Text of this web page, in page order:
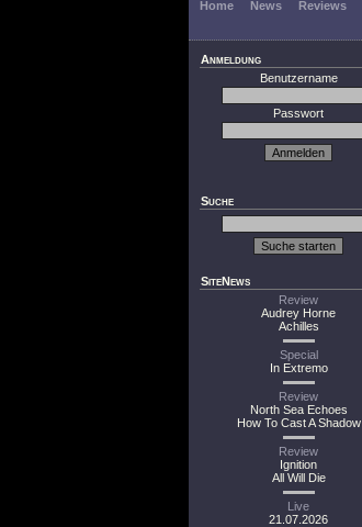
Home News Reviews
Anmeldung
Benutzername
Passwort
Suche
SiteNews
Review
Audrey Horne
Achilles
Special
In Extremo
Review
North Sea Echoes
How To Cast A Shadow
Review
Ignition
All Will Die
Live
21.07.2026